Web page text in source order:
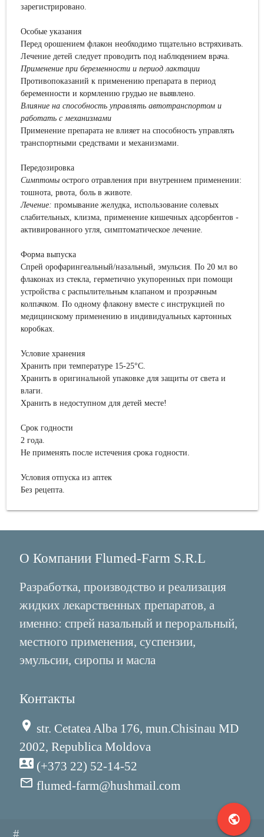
зарегистрировано.
Особые указания
Перед орошением флакон необходимо тщательно встряхивать.
Лечение детей следует проводить под наблюдением врача.
Применение при беременности и период лактации
Противопоказаний к применению препарата в период
беременности и кормлению грудью не выявлено.
Влияние на способность управлять автотранспортом и
работать с механизмами
Применение препарата не влияет на способность управлять
транспортными средствами и механизмами.
Передозировка
Симптомыострого отравления при внутреннем применении:
тошнота, рвота, боль в животе.
Лечение: промывание желудка, использование солевых
слабительных, клизма, применение кишечных адсорбентов -
активированного угля, симптоматическое лечение.
Форма выпуска
Спрей орофарингеальный/назальный, эмульсия. По 20 мл во
флаконах из стекла, герметично укупоренных при помощи
устройства с распылительным клапаном и прозрачным
колпачком. По одному флакону вместе с инструкцией по
медицинскому применению в индивидуальных картонных
коробках.
Условие хранения
Хранить при температуре 15-25°C.
Хранить в оригинальной упаковке для защиты от света и
влаги.
Хранить в недоступном для детей месте!
Срок годности
2 года.
Не применять после истечения срока годности.
Условия отпуска из аптек
Без рецепта.
public
О Компании Flumed-Farm S.R.L
Разработка, производство и реализация
жидких лекарственных препаратов, а
именно: спрей назальный и пероральный,
местного применения, суспензии,
эмульсии, сиропы и масла
Контакты
place str. Cetatea Alba 176, mun.Chisinau MD
2002, Republica Moldova
contact_phone(+373 22) 52-14-52
mail_outline flumed-farm@hushmail.com
#